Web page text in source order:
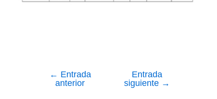
Navegación
← Entrada
anterior
Entrada
siguiente →